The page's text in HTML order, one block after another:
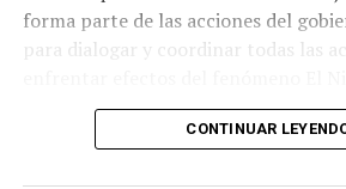
forma parte de las acciones del
para dialogar y coordinar todas las
Remarcó que informaron a los
CONTINUAR